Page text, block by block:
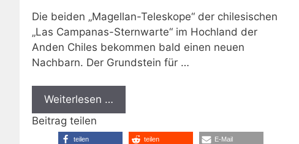
Die beiden „Magellan-Teleskope“ der chilesischen
„Las Campanas-Sternwarte“ im Hochland der
Anden Chiles bekommen bald einen neuen
Nachbarn. Der Grundstein für …
Weiterlesen …
Beitrag teilen
teilen teilen E-Mail